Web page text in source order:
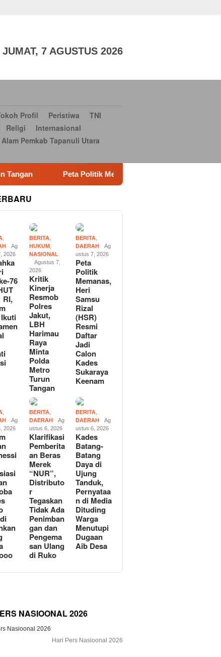
JUMAT, 7 AGUSTUS 2026
Profil Peristiwa
TNI
Religi
Internasional
Pemkab Tapanuli Utara
Memanas, Heri Samsu Rizal (HSR) Resmi Daftar Jadi Calon
Ag
2026
76
RI,
BERITA,
HUKUM,
NASIONAL
Agustus 7,
2026
Kritik
Kinerja
Resmob
Polres
Jakut,
LBH
Harimau
Raya
Minta
Polda
Metro
Turun
Tangan
BERITA
DAERAH
Ag
ustus 7, 2026
Peta
Politik
Memanas,
Heri
Samsu
Rizal
(HSR)
Resmi
Daftar
Jadi
Calon
Kades
Sukaraya
Keenam
Ag
2026
BERITA,
DAERAH
Ag
ustus 6, 2026
Klarifikasi
Pemberita
an Beras
Merek
“NUR”,
Distributo
r
Tegaskan
Tidak Ada
Penimban
gan dan
Pengema
san Ulang
di Ruko
BERITA
DAERAH
Ag
ustus 6, 2026
Kades
Batang-
Batang
Daya di
Ujung
Tanduk,
Pernyataa
n di Media
Dituding
Warga
Menutupi
Dugaan
Aib Desa
NASIOONAL 2026
Hari Pers Nasioonal 2026